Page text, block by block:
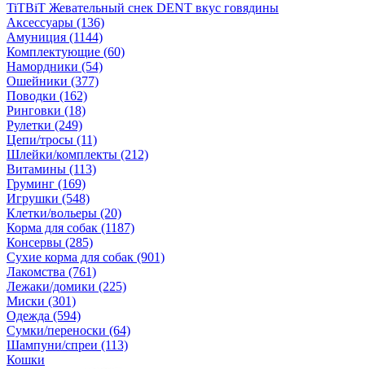
TiTBiT Жевательный снек DENT вкус говядины
Аксессуары (136)
Амуниция (1144)
Комплектующие (60)
Намордники (54)
Ошейники (377)
Поводки (162)
Ринговки (18)
Рулетки (249)
Цепи/тросы (11)
Шлейки/комплекты (212)
Витамины (113)
Груминг (169)
Игрушки (548)
Клетки/вольеры (20)
Корма для собак (1187)
Консервы (285)
Сухие корма для собак (901)
Лакомства (761)
Лежаки/домики (225)
Миски (301)
Одежда (594)
Сумки/переноски (64)
Шампуни/спреи (113)
Кошки